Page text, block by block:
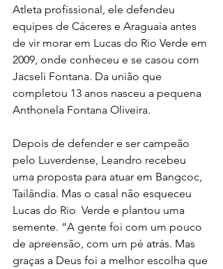
Atleta profissional, ele defendeu
equipes de Cáceres e Araguaia antes
de vir morar em Lucas do Rio Verde em
2009, onde conheceu e se casou com
Jacseli Fontana. Da união que
completou 13 anos nasceu a pequena
Anthonela Fontana Oliveira.
Depois de defender e ser campeão
pelo Luverdense, Leandro recebeu
uma proposta para atuar em Bangcoc,
Tailândia. Mas o casal não esqueceu
Lucas do Rio  Verde e plantou uma
semente. “A gente foi com um pouco
de apreensão, com um pé atrás. Mas
graças a Deus foi a melhor escolha que